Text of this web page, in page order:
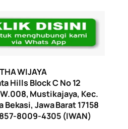
WIJAYA
Hills Block C No 12
Mustikajaya, Kec.
Jawa Barat 17158
8009-4305 (IWAN)